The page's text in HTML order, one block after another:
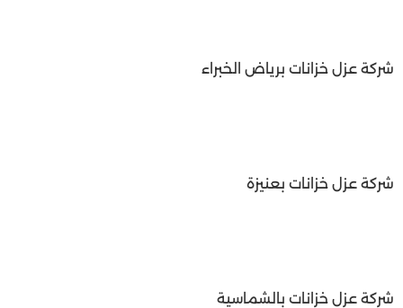
شركة عزل خزانات برياض الخبراء
شركة عزل خزانات بعنيزة
شركة عزل خزانات بالشماسية